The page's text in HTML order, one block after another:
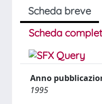
Scheda breve
Scheda
Anno
1995